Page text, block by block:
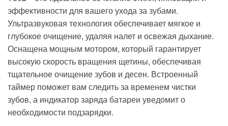
эффективности для вашего ухода за зубами.
Ультразвуковая технология обеспечивает мягкое и
глубокое очищение, удаляя налет и освежая дыхание.
Оснащена мощным мотором, который гарантирует
высокую скорость вращения щетины, обеспечивая
тщательное очищение зубов и десен. Встроенный
таймер поможет вам следить за временем чистки
зубов, а индикатор заряда батареи уведомит о
необходимости подзарядки.